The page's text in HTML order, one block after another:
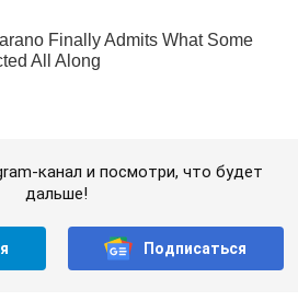
канал и посмотри, что будет
дальше!
Подписаться